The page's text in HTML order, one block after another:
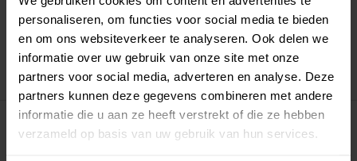
personaliseren, om functies voor social media te bieden
en om ons websiteverkeer te analyseren. Ook delen we
informatie over uw gebruik van onze site met onze
partners voor social media, adverteren en analyse. Deze
partners kunnen deze gegevens combineren met andere
informatie die u aan ze heeft verstrekt of die ze hebben
verzameld op basis van uw gebruik van hun services.
Verstuurd vanuit ons magazijn in Zweden
Veilig betalen met Klarna of Paypal
30 dagen retourrecht
Art number: 73336 PanzerGlass
PRODUCTBESCHRIJVING
Ultra Wide premium screenprotector van gehard glas voor [KOMPATIBILITEIT]